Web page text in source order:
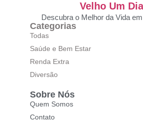
Descubra o Melhor da Vida
Categorias
Todas
Saúde e Bem Estar
Renda Extra
Diversão
Sobre Nós
Quem Somos
Contato